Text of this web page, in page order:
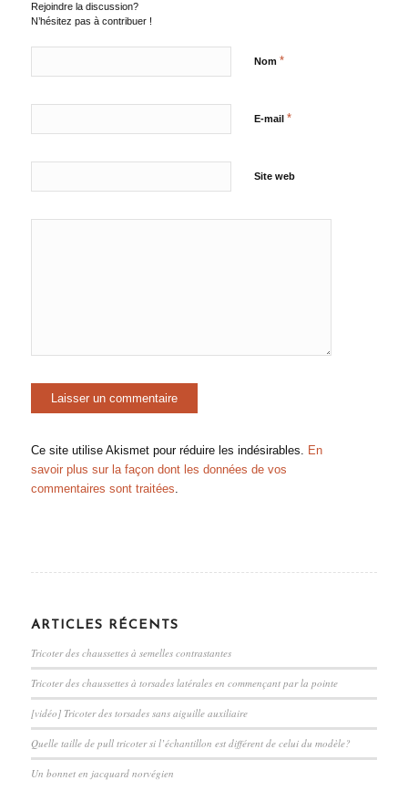
Rejoindre la discussion?
N’hésitez pas à contribuer !
Nom *
E-mail *
Site web
Ce site utilise Akismet pour réduire les indésirables. En
savoir plus sur la façon dont les données de vos
commentaires sont traitées.
ARTICLES RÉCENTS
Tricoter des chaussettes à semelles contrastantes
Tricoter des chaussettes à torsades latérales en commençant par la pointe
[vidéo] Tricoter des torsades sans aiguille auxiliaire
Quelle taille de pull tricoter si l’échantillon est différent de celui du modèle?
Un bonnet en jacquard norvégien